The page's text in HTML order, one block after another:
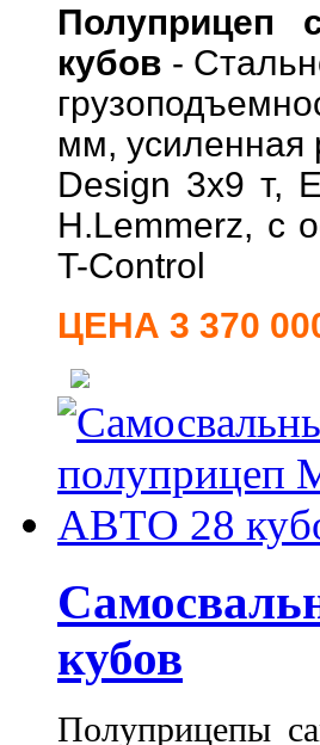
Полуприцеп
кубов -
мм, усиленная
Design 3x9 т,
H.Lemmerz, с
T-Control
ЦЕНА 3 370
кубов
Полуприцепы